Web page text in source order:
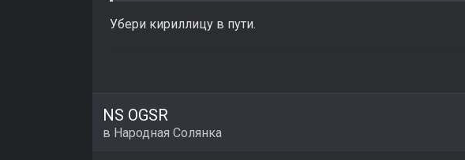
Убери кириллицу в пути.
NS OGSR
в Народная Солянка